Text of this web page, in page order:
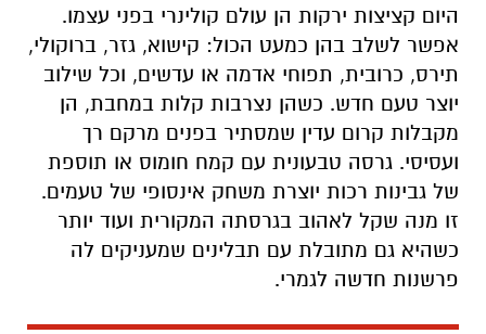
היום קציצות ירקות הן עולם קולינרי בפני עצמו.
אפשר לשלב בהן כמעט הכול: קישוא, גזר, ברוקולי,
תירס, כרובית, תפוחי אדמה או עדשים, וכל שילוב
יוצר טעם חדש. כשהן נצרבות קלות במחבת, הן
מקבלות קרום עדין שמסתיר בפנים מרקם רך
ועסיסי. גרסה טבעונית עם קמח חומוס או תוספת
של גבינות רכות יוצרת משחק אינסופי של טעמים.
זו מנה שקל לאהוב בגרסתה המקורית ועוד יותר
כשהיא גם מתובלת עם תבלינים שמעניקים לה
פרשנות חדשה לגמרי.